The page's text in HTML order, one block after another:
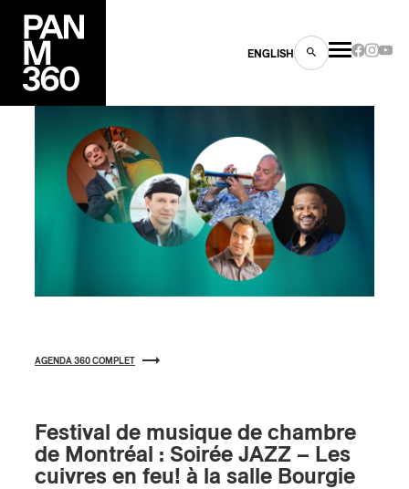
ENGLISH
AGENDA 360 COMPLET
Festival de musique de chambre
de Montréal : Soirée JAZZ – Les
cuivres en feu! à la salle Bourgie